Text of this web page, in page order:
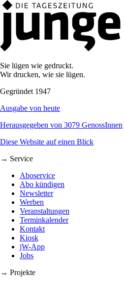
Sie lügen wie gedruckt.
Wir drucken, wie sie lügen.
Gegründet 1947
Ausgabe von heute
Herausgegeben von 3079 GenossInnen
Diese Website auf einen Blick
→ Service
Aboservice
Abo kündigen
Newsletter
Werben
Veranstaltungen
Terminkalender
Kontakt
Kiosk
jW-App
Jobs
→ Projekte